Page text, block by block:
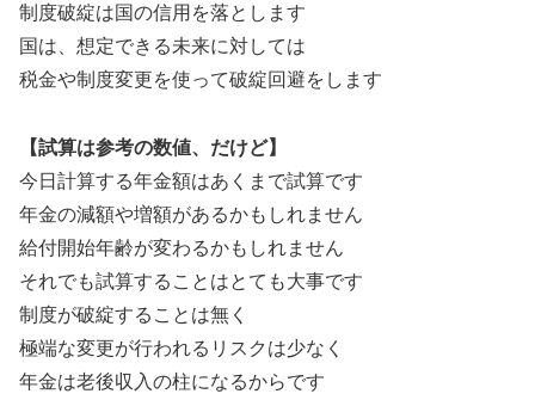
制度破綻は国の信用を落とします
国は、想定できる未来に対しては
税金や制度変更を使って破綻回避をします
【試算は参考の数値、だけど】
今日計算する年金額はあくまで試算です
年金の減額や増額があるかもしれません
給付開始年齢が変わるかもしれません
それでも試算することはとても大事です
制度が破綻することは無く
極端な変更が行われるリスクは少なく
年金は老後収入の柱になるからです